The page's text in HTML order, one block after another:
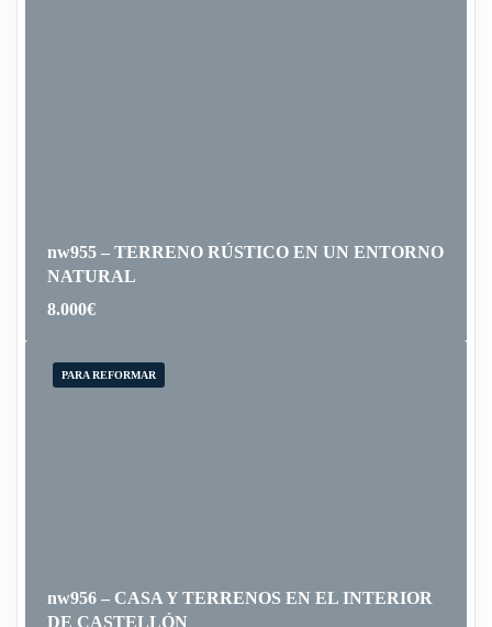
nw955 – TERRENO RÚSTICO EN UN ENTORNO
NATURAL
8.000€
PARA REFORMAR
nw956 – CASA Y TERRENOS EN EL INTERIOR
DE CASTELLÓN